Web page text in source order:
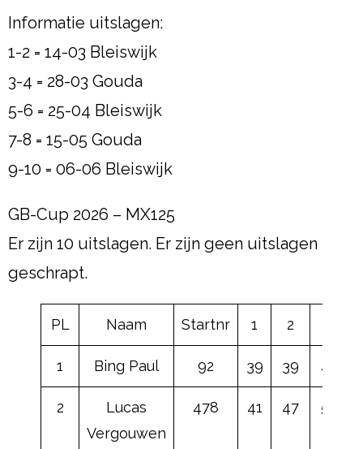
Informatie uitslagen:
1-2 = 14-03 Bleiswijk
3-4 = 28-03 Gouda
5-6 = 25-04 Bleiswijk
7-8 = 15-05 Gouda
9-10 = 06-06 Bleiswijk
GB-Cup 2026 – MX125
Er zijn 10 uitslagen. Er zijn geen uitslagen
geschrapt.
PL Naam Startnr 1 2
1 Bing Paul 92 39 39 40
2
Lucas
Vergouwen
478 41 47 50